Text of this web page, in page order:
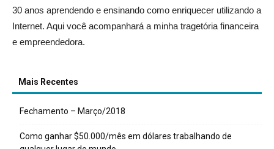
30 anos aprendendo e ensinando como enriquecer utilizando a
Internet. Aqui você acompanhará a minha tragetória financeira
e empreendedora.
Mais Recentes
Fechamento – Março/2018
Como ganhar $50.000/mês em dólares trabalhando de